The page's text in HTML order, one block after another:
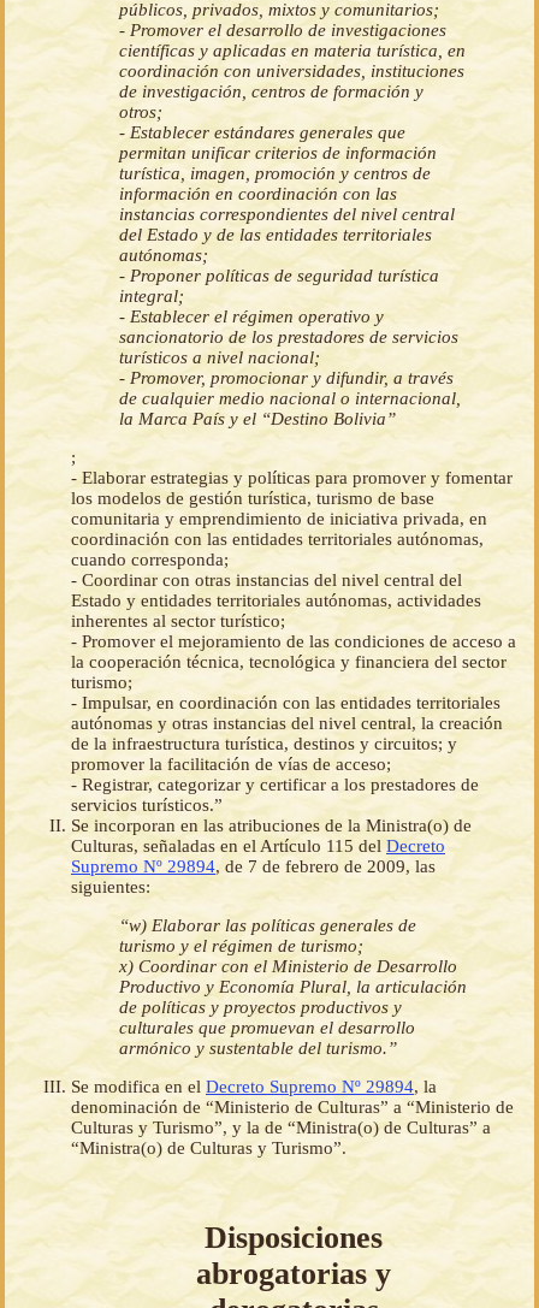
públicos, privados, mixtos y comunitarios;
- Promover el desarrollo de investigaciones
científicas y aplicadas en materia turística, en
coordinación con universidades, instituciones
de investigación, centros de formación y
otros;
- Establecer estándares generales que
permitan unificar criterios de información
turística, imagen, promoción y centros de
información en coordinación con las
instancias correspondientes del nivel central
del Estado y de las entidades territoriales
autónomas;
- Proponer políticas de seguridad turística
integral;
- Establecer el régimen operativo y
sancionatorio de los prestadores de servicios
turísticos a nivel nacional;
- Promover, promocionar y difundir, a través
de cualquier medio nacional o internacional,
la Marca País y el “Destino Bolivia”
;
- Elaborar estrategias y políticas para promover y fomentar
los modelos de gestión turística, turismo de base
comunitaria y emprendimiento de iniciativa privada, en
coordinación con las entidades territoriales autónomas,
cuando corresponda;
- Coordinar con otras instancias del nivel central del
Estado y entidades territoriales autónomas, actividades
inherentes al sector turístico;
- Promover el mejoramiento de las condiciones de acceso a
la cooperación técnica, tecnológica y financiera del sector
turismo;
- Impulsar, en coordinación con las entidades territoriales
autónomas y otras instancias del nivel central, la creación
de la infraestructura turística, destinos y circuitos; y
promover la facilitación de vías de acceso;
- Registrar, categorizar y certificar a los prestadores de
servicios turísticos.”
Se incorporan en las atribuciones de la Ministra(o) de
Culturas, señaladas en el Artículo 115 del Decreto
Supremo Nº 29894, de 7 de febrero de 2009, las
siguientes:
“w) Elaborar las políticas generales de
turismo y el régimen de turismo;
x) Coordinar con el Ministerio de Desarrollo
Productivo y Economía Plural, la articulación
de políticas y proyectos productivos y
culturales que promuevan el desarrollo
armónico y sustentable del turismo.”
Se modifica en el Decreto Supremo Nº 29894, la
denominación de “Ministerio de Culturas” a “Ministerio de
Culturas y Turismo”, y la de “Ministra(o) de Culturas” a
“Ministra(o) de Culturas y Turismo”.
Disposiciones
abrogatorias y